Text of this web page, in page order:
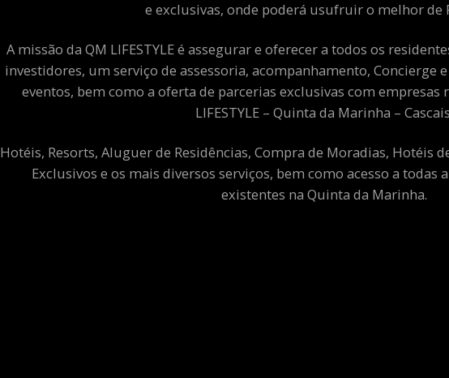
e exclusivas, onde poderá usufruir o melhor de
A missão da QM LIFESTYLE é assegurar e oferecer a todos os
investidores, um serviço de assessoria, acompanhamento, Concierge
eventos, bem como a oferta de parcerias exclusivas com empresas
LIFESTYLE – Quinta da Marinha –
Hotéis, Resorts, Aluguer de Residências, Compra de Moradias, Hotéis
Exclusivos e os mais diversos serviços, bem como acesso a todas
existentes na Quinta da Marinha.